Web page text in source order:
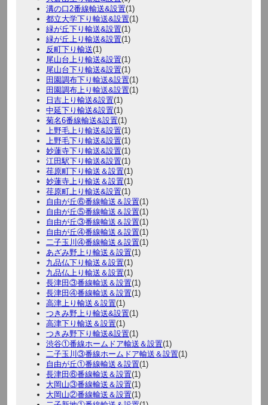
溝の口2番線輸送&設置(1)
都立大学下り輸送&設置(1)
緑が丘下り輸送&設置(1)
緑が丘上り輸送&設置(1)
反町下り輸送(1)
尾山台上り輸送&設置(1)
尾山台下り輸送&設置(1)
田園調布下り輸送&設置(1)
田園調布上り輸送&設置(1)
日吉上り輸送&設置(1)
中延下り輸送&設置(1)
菊名6番線輸送&設置(1)
上野毛上り輸送&設置(1)
上野毛下り輸送&設置(1)
妙蓮寺下り輸送&設置(1)
江田駅下り輸送&設置(1)
荏原町下り輸送＆設置(1)
妙蓮寺上り輸送＆設置(1)
荏原町上り輸送&設置(1)
自由が丘⑥番線輸送＆設置(1)
自由が丘⑤番線輸送＆設置(1)
自由が丘③番線輸送＆設置(1)
自由が丘④番線輸送＆設置(1)
二子玉川④番線輸送＆設置(1)
あざみ野上り輸送＆設置(1)
九品仏下り輸送＆設置(1)
九品仏上り輸送＆設置(1)
長津田③番線輸送＆設置(1)
長津田④番線輸送＆設置(1)
高津上り輸送＆設置(1)
つきみ野上り輸送&設置(1)
高津下り輸送＆設置(1)
つきみ野下り輸送&設置(1)
渋谷①番線ホームドア輸送＆設置(1)
二子玉川③番線ホームドア輸送＆設置(1)
自由が丘①番線輸送＆設置(1)
長津田⑥番線輸送＆設置(1)
大岡山③番線輸送＆設置(1)
大岡山②番線輸送＆設置(1)